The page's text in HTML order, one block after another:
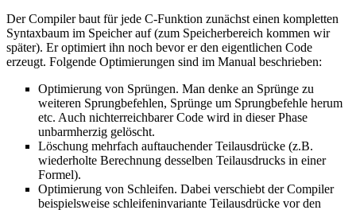
Der Compiler baut für jede C-Funktion zunächst einen kompletten
Syntaxbaum im Speicher auf (zum Speicherbereich kommen wir
später). Er optimiert ihn noch bevor er den eigentlichen Code
erzeugt. Folgende Optimierungen sind im Manual beschrieben:
Optimierung von Sprüngen. Man denke an Sprünge zu
weiteren Sprungbefehlen, Sprünge um Sprungbefehle herum
etc. Auch nichterreichbarer Code wird in dieser Phase
unbarmherzig gelöscht.
Löschung mehrfach auftauchender Teilausdrücke (z.B.
wiederholte Berechnung desselben Teilausdrucks in einer
Formel).
Optimierung von Schleifen. Dabei verschiebt der Compiler
beispielsweise schleifeninvariante Teilausdrücke vor den